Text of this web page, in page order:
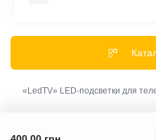
Обмен и Возврат
Оплата
«LedTV» LED-подсветки для